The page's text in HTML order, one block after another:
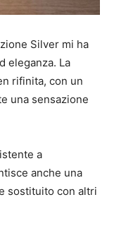
Silver mi ha
eleganza. La
rifinita, con un
una sensazione
a
anche una
sostituito con altri